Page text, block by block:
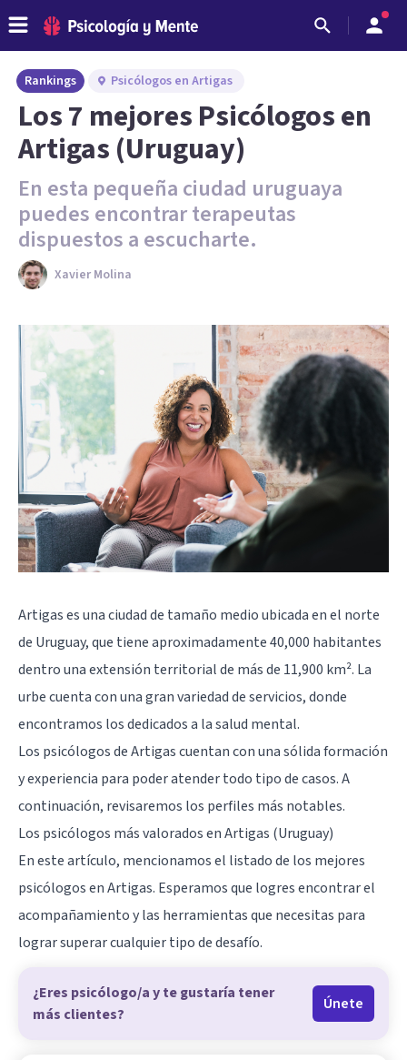
Rankings Psicólogos en Artigas
Los 7 mejores Psicólogos en
Artigas (Uruguay)
En esta pequeña ciudad uruguaya
puedes encontrar terapeutas
dispuestos a escucharte.
Xavier Molina
Artigas es una ciudad de tamaño medio ubicada en el norte
de Uruguay, que tiene aproximadamente 40,000 habitantes
dentro una extensión territorial de más de 11,900 km². La
urbe cuenta con una gran variedad de servicios, donde
encontramos los dedicados a la salud mental.
Los psicólogos de Artigas cuentan con una sólida formación
y experiencia para poder atender todo tipo de casos. A
continuación, revisaremos los perfiles más notables.
Los psicólogos más valorados en Artigas (Uruguay)
En este artículo, mencionamos el listado de los mejores
psicólogos en Artigas. Esperamos que logres encontrar el
acompañamiento y las herramientas que necesitas para
lograr superar cualquier tipo de desafío.
¿Eres psicólogo/a y te gustaría tener
más clientes?
Únete